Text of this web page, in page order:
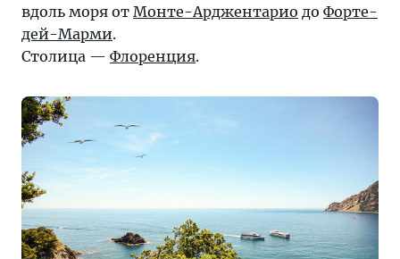
вдоль моря от Монте-Арджентарио до Форте-
дей-Марми.
Столица — Флоренция.